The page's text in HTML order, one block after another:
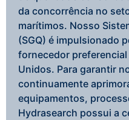
da concorrência no
marítimos. Nosso
(SGQ) é impulsionado
fornecedor
Unidos. Para garantir
continuamente
equipamentos,
Hydrasearch possui a